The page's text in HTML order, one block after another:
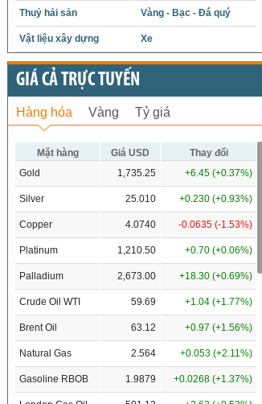
Thuỷ hải sản Vàng - Bạc - Đá quý
Vật liệu xây dựng Xe
GIÁ CẢ TRỰC TUYẾN
Hàng hóa Vàng Tỷ giá
Mặt hàng Giá USD
Thay đổi
Gold
1,735.25 +6.45 (+0.37%)
Silver 25.010 +0.230 (+0.93%)
Copper 4.0740 -0.0635 (-1.53%)
Platinum 1,210.50 +0.70 (+0.06%)
Palladium 2,673.00 +18.30 (+0.69%)
Crude Oil WTI 59.69 +1.04 (+1.77%)
Brent Oil 63.12 +0.97 (+1.56%)
Natural Gas 2.564 +0.053 (+2.11%)
Gasoline RBOB 1.9879 +0.0268 (+1.37%)